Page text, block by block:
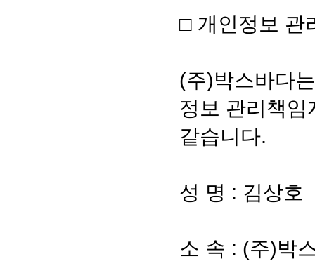
□ 개인정보 관
(주)박스바다
정보 관리책
같습니다.
성 명 : 김상호
소 속 : (주)박